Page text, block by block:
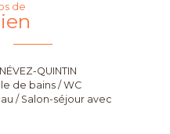
de
QUINTIN
de bains / WC
/ Salon-séjour avec